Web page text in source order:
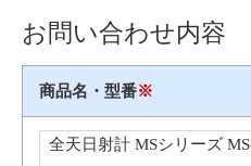
お問い合わせ内容
商品名・型番※